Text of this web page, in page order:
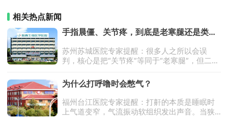
相关热点新闻
手指晨僵、关节疼，到底是老寒腿还是类风
苏州苏城医院专家提醒：很多人之所以会误
判，核心是把“关节疼”等同于“老寒腿”，但二者
骨性关节炎，而类风湿关节炎是一种自身免疫
性疾病，二者的症状、危害、应对方
为什么打呼噜时会憋气？
福州台江医院专家提醒：打鼾的本质是睡眠时
上气道变窄，气流振动软组织发出声音。当狭